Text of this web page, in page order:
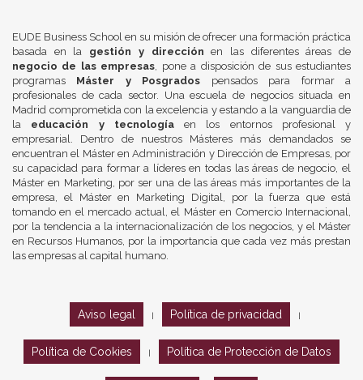
EUDE Business School en su misión de ofrecer una formación práctica
basada en la gestión y dirección en las diferentes áreas de
negocio de las empresas, pone a disposición de sus estudiantes
programas Máster y Posgrados pensados para formar a
profesionales de cada sector. Una escuela de negocios situada en
Madrid comprometida con la excelencia y estando a la vanguardia de
la educación y tecnologíaen los entornos profesional y
empresarial. Dentro de nuestros Másteres más demandados se
encuentran el Máster en Administración y Dirección de Empresas, por
su capacidad para formar a líderes en todas las áreas de negocio, el
Máster en Marketing, por ser una de las áreas más importantes de la
empresa, el Máster en Marketing Digital, por la fuerza que está
tomando en el mercado actual, el Máster en Comercio Internacional,
por la tendencia a la internacionalización de los negocios, y el Máster
en Recursos Humanos, por la importancia que cada vez más prestan
las empresas al capital humano.
Aviso legal Política de privacidad
Política de Cookies Política de Protección de Datos